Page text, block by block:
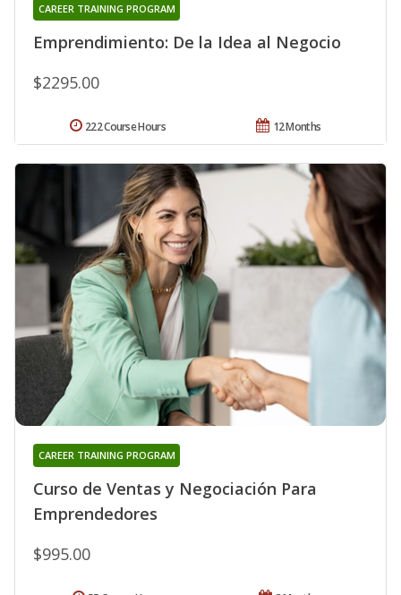
Emprendimiento: De la Idea al Negocio
CAREER TRAINING PROGRAM
$2295.00
12 Months
222 Course Hours
Curso de Ventas y Negociación Para
Emprendedores
CAREER TRAINING PROGRAM
$995.00